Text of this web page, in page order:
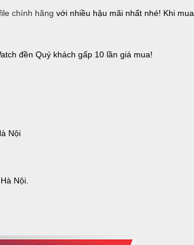
chính hãng với nhiều hậu mãi nhất nhé! Khi mua
đền Quý khách gấp 10 lần giá mua!
Nội
Nội.